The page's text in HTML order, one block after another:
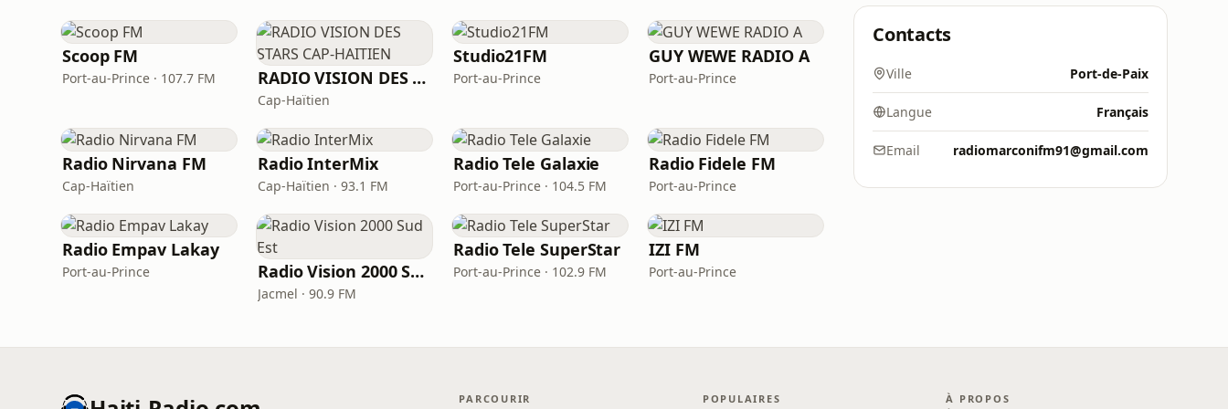
Scoop FM
Port-au-Prince · 107.7 FM RADIO VISION DES STARS CAP-HAITIEN
Cap-Haïtien
Studio21FM
Port-au-Prince
GUY WEWE RADIO A
Port-au-Prince
Radio Nirvana FM
Cap-Haïtien
Radio InterMix
Cap-Haïtien · 93.1 FM
Radio Tele Galaxie
Port-au-Prince · 104.5 FM
Radio Fidele FM
Port-au-Prince
Radio Empav Lakay
Port-au-Prince Radio Vision 2000 Sud Est
Jacmel · 90.9 FM
Radio Tele SuperStar
Port-au-Prince · 102.9 FM
IZI FM
Port-au-Prince
Contacts
Ville Port-de-Paix
Langue Français
Email radiomarconifm91@gmail.com
PARCOURIR POPULAIRES À PROPOS